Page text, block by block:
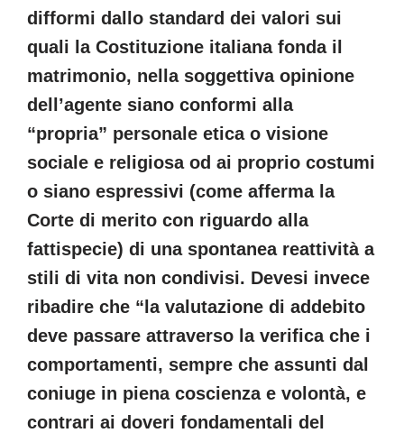
difformi dallo standard dei valori sui
quali la Costituzione italiana fonda il
matrimonio, nella soggettiva opinione
dell’agente siano conformi alla
“propria” personale etica o visione
sociale e religiosa od ai proprio costumi
o siano espressivi (come afferma la
Corte di merito con riguardo alla
fattispecie) di una spontanea reattività a
stili di vita non condivisi. Devesi invece
ribadire che “la valutazione di addebito
deve passare attraverso la verifica che i
comportamenti, sempre che assunti dal
coniuge in piena coscienza e volontà, e
contrari ai doveri fondamentali del